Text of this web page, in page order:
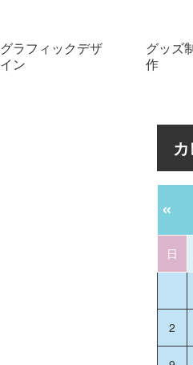
グラフィックデザ
イン
グッズ
作
«
日
2